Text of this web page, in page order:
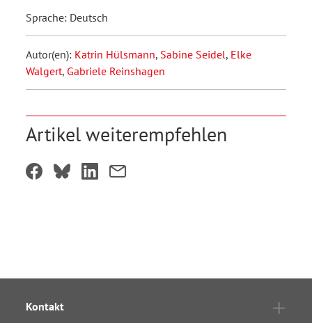
Sprache: Deutsch
Autor(en): Katrin Hülsmann, Sabine Seidel, Elke
Walgert, Gabriele Reinshagen
Artikel weiterempfehlen
Kontakt